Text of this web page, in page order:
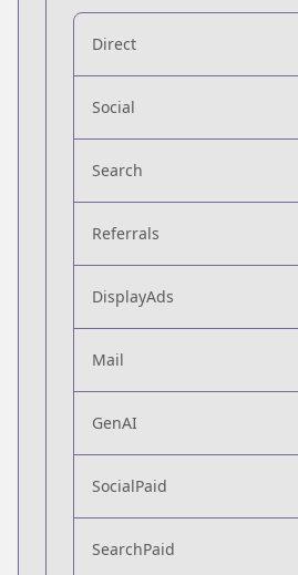
Direct
Social
Search
Referrals
DisplayAds
Mail
GenAI
SocialPaid
SearchPaid